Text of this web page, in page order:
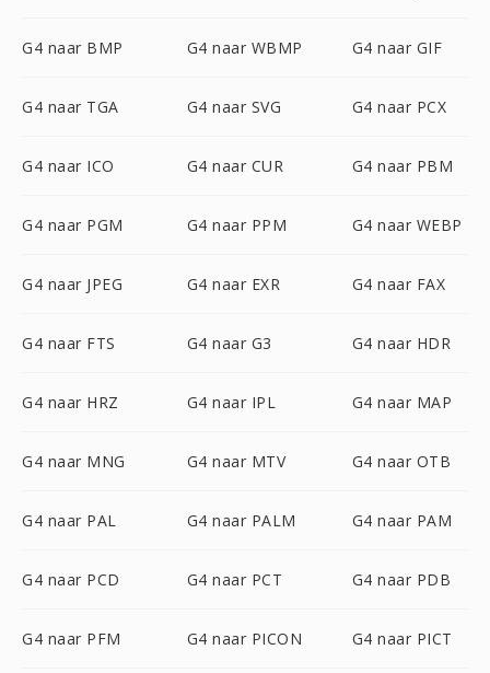
G4 naar BMP G4 naar WBMP G4 naar GIF
G4 naar TGA G4 naar SVG G4 naar PCX
G4 naar ICO G4 naar CUR G4 naar PBM
G4 naar PGM G4 naar PPM G4 naar WEBP
G4 naar JPEG G4 naar EXR G4 naar FAX
G4 naar FTS G4 naar G3 G4 naar HDR
G4 naar HRZ G4 naar IPL G4 naar MAP
G4 naar MNG G4 naar MTV G4 naar OTB
G4 naar PAL G4 naar PALM G4 naar PAM
G4 naar PCD G4 naar PCT G4 naar PDB
G4 naar PFM G4 naar PICON G4 naar PICT